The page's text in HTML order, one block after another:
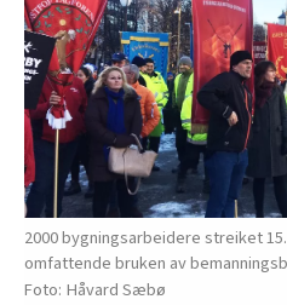
2000 bygningsarbeidere streiket
omfattende bruken av
Håvard Sæbø